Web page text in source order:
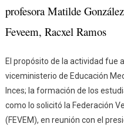
profesora Matilde
Feveem, Racxel Ramos
El propósito de la actividad fue
viceministerio de Educación
Inces; la formación de los
como lo solicitó la Federación
(FEVEM), en reunión con el